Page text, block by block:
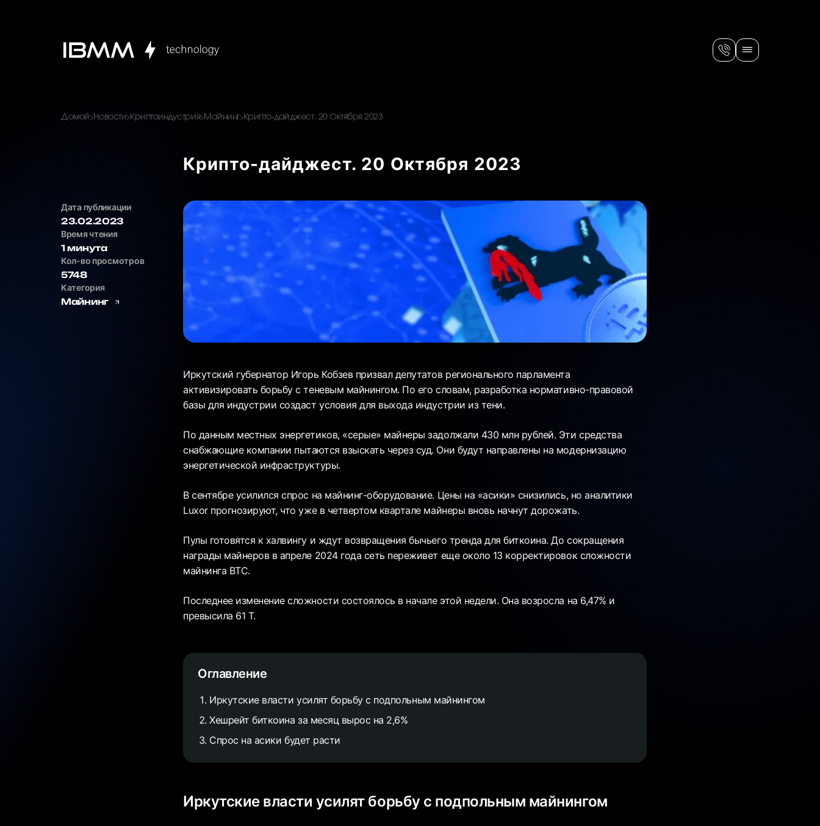
Домой Новости Криптоиндустрия Майнинг Крипто-дайджест. 20 Октября 2023
Крипто-дайджест. 20 Октября 2023
Дата публикации
23.02.2023
Время чтения
1 минута
Кол-во просмотров
5748
Категория
Майнинг
Иркутский губернатор Игорь Кобзев призвал депутатов регионального парламента
активизировать борьбу с теневым майнингом. По его словам, разработка нормативно-правовой
базы для индустрии создаст условия для выхода индустрии из тени.
По данным местных энергетиков, «серые» майнеры задолжали 430 млн рублей. Эти средства
снабжающие компании пытаются взыскать через суд. Они будут направлены на модернизацию
энергетической инфраструктуры.
В сентябре усилился спрос на майнинг-оборудование. Цены на «асики» снизились, но аналитики
Luxor прогнозируют, что уже в четвертом квартале майнеры вновь начнут дорожать.
Пулы готовятся к халвингу и ждут возвращения бычьего тренда для биткоина. До сокращения
награды майнеров в апреле 2024 года сеть переживет еще около 13 корректировок сложности
майнинга BTC.
Последнее изменение сложности состоялось в начале этой недели. Она возросла на 6,47% и
превысила 61 Т.
Оглавление
Иркутские власти усилят борьбу с подпольным майнингом
Хешрейт биткоина за месяц вырос на 2,6%
Спрос на асики будет расти
Иркутские власти усилят борьбу с подпольным майнингом